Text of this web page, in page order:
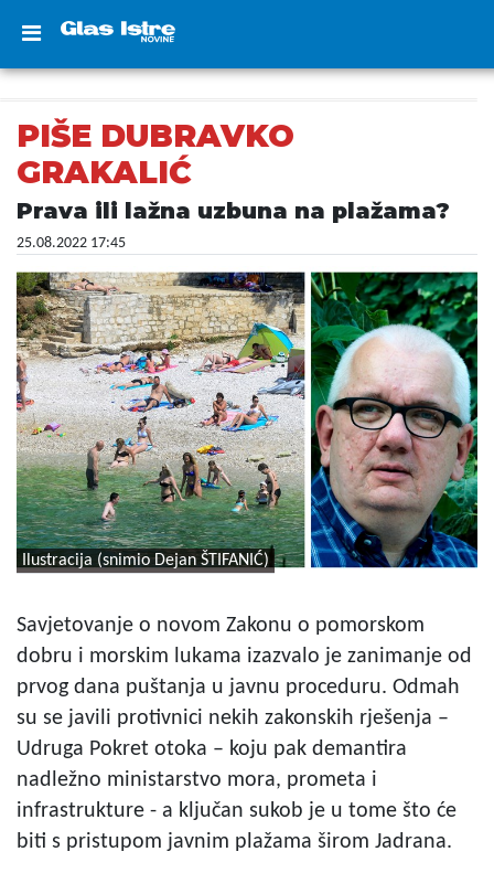
PIŠE DUBRAVKO
GRAKALIĆ
Prava ili lažna uzbuna na plažama?
25.08.2022 17:45
Ilustracija (snimio Dejan ŠTIFANIĆ)
Savjetovanje o novom Zakonu o pomorskom
dobru i morskim lukama izazvalo je zanimanje od
prvog dana puštanja u javnu proceduru. Odmah
su se javili protivnici nekih zakonskih rješenja –
Udruga Pokret otoka – koju pak demantira
nadležno ministarstvo mora, prometa i
infrastrukture - a ključan sukob je u tome što će
biti s pristupom javnim plažama širom Jadrana.